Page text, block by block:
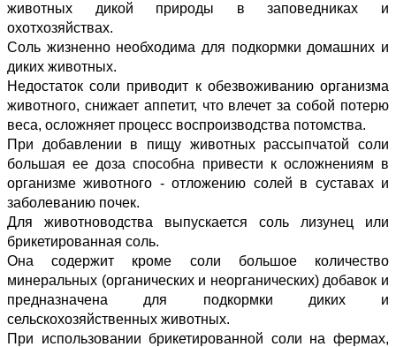
животных дикой природы в заповедниках и
охотхозяйствах.
Соль жизненно необходима для подкормки домашних и
диких животных.
Недостаток соли приводит к обезвоживанию организма
животного, снижает аппетит, что влечет за собой потерю
веса, осложняет процесс воспроизводства потомства.
При добавлении в пищу животных рассыпчатой соли
большая ее доза способна привести к осложнениям в
организме животного - отложению солей в суставах и
заболеванию почек.
Для животноводства выпускается соль лизунец или
брикетированная соль.
Она содержит кроме соли большое количество
минеральных (органических и неорганических) добавок и
предназначена для подкормки диких и
сельскохозяйственных животных.
При использовании брикетированной соли на фермах,